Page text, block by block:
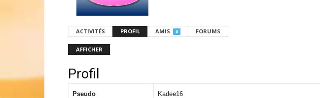
ACTIVITÉS PROFIL AMIS 0 FORUMS
AFFICHER
Profil
Pseudo Kadee16